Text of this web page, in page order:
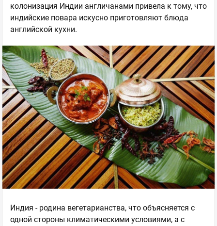
колонизация Индии англичанами привела к тому, что
индийские повара искусно приготовляют блюда
английской кухни.
Индия - родина вегетарианства, что объясняется с
одной стороны климатическими условиями, а с